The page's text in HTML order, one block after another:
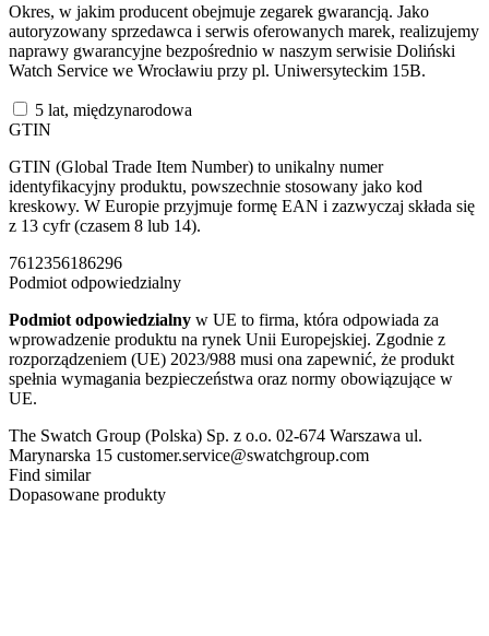
Okres, w jakim producent obejmuje zegarek gwarancją. Jako
autoryzowany sprzedawca i serwis oferowanych marek, realizujemy
naprawy gwarancyjne bezpośrednio w naszym serwisie Doliński
Watch Service we Wrocławiu przy pl. Uniwersyteckim 15B.
5 lat, międzynarodowa
GTIN
GTIN (Global Trade Item Number) to unikalny numer
identyfikacyjny produktu, powszechnie stosowany jako kod
kreskowy. W Europie przyjmuje formę EAN i zazwyczaj składa się
z 13 cyfr (czasem 8 lub 14).
7612356186296
Podmiot odpowiedzialny
Podmiot odpowiedzialny w UE to firma, która odpowiada za
wprowadzenie produktu na rynek Unii Europejskiej. Zgodnie z
rozporządzeniem (UE) 2023/988 musi ona zapewnić, że produkt
spełnia wymagania bezpieczeństwa oraz normy obowiązujące w
UE.
The Swatch Group (Polska) Sp. z o.o. 02-674 Warszawa ul.
Marynarska 15 customer.service@swatchgroup.com
Find similar
Dopasowane produkty